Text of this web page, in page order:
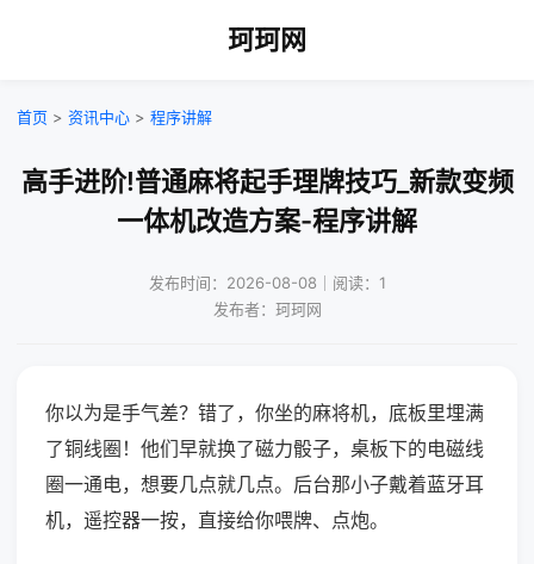
珂珂网
首页 > 资讯中心 > 程序讲解
高手进阶!普通麻将起手理牌技巧_新款变频
一体机改造方案-程序讲解
发布时间：2026-08-08｜阅读：1
发布者：珂珂网
你以为是手气差？错了，你坐的麻将机，底板里埋满
了铜线圈！他们早就换了磁力骰子，桌板下的电磁线
圈一通电，想要几点就几点。后台那小子戴着蓝牙耳
机，遥控器一按，直接给你喂牌、点炮。